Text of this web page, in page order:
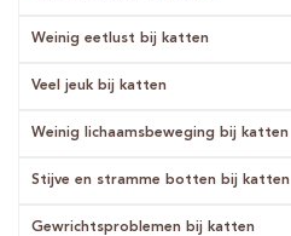
Weinig eetlust bij katten
Veel jeuk bij katten
Weinig lichaamsbeweging bij katten
Stijve en stramme botten bij katten
Gewrichtsproblemen bij katten